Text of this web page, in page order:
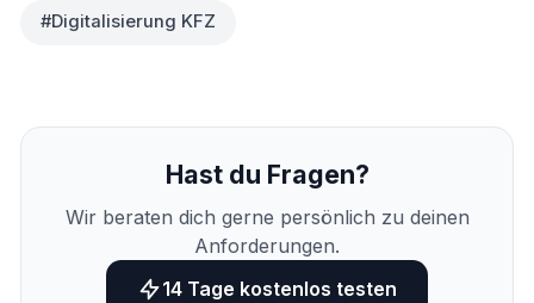
#Digitalisierung KFZ
Hast du Fragen?
Wir beraten dich gerne persönlich zu deinen
Anforderungen.
14 Tage kostenlos testen